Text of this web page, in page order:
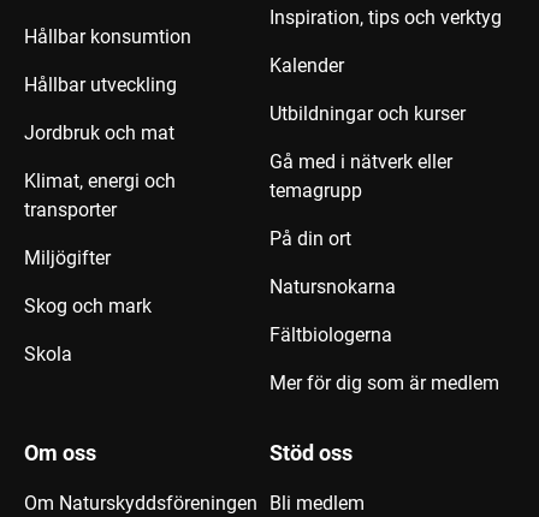
Hållbar konsumtion
Hållbar utveckling
Jordbruk och mat
Klimat, energi och
transporter
Miljögifter
Skog och mark
Skola
Inspiration, tips och verktyg
Kalender
Utbildningar och kurser
Gå med i nätverk eller
temagrupp
På din ort
Natursnokarna
Fältbiologerna
Mer för dig som är medlem
Om oss
Om Naturskyddsföreningen
Stöd oss
Bli medlem